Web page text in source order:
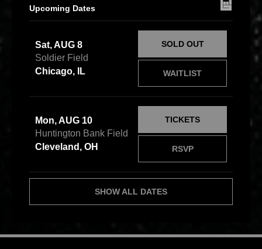
Upcoming Dates
Sat, AUG 8
Soldier Field
Chicago, IL
WAITLIST
SOLD OUT
Mon, AUG 10
Huntington Bank Field
Cleveland, OH
RSVP
TICKETS
SHOW ALL DATES